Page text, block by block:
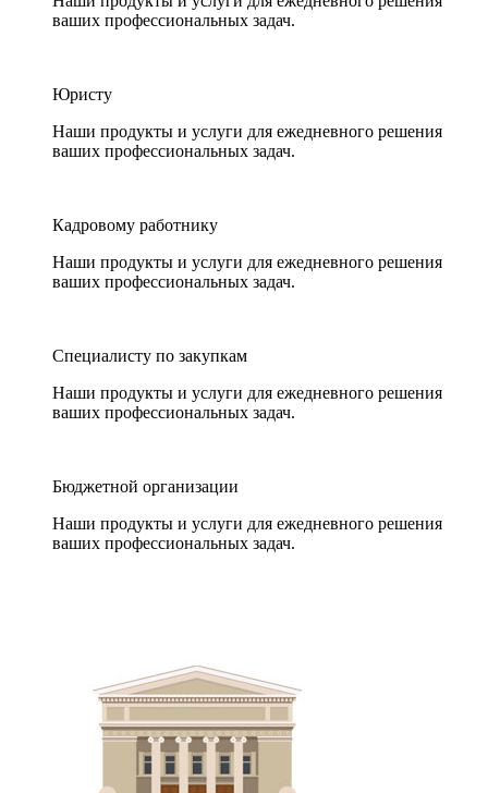
ваших профессиональных задач.
Юристу
Наши продукты и услуги для ежедневного решения
ваших профессиональных задач.
Кадровому работнику
Наши продукты и услуги для ежедневного решения
ваших профессиональных задач.
Специалисту по закупкам
Наши продукты и услуги для ежедневного решения
ваших профессиональных задач.
Бюджетной организации
Наши продукты и услуги для ежедневного решения
ваших профессиональных задач.